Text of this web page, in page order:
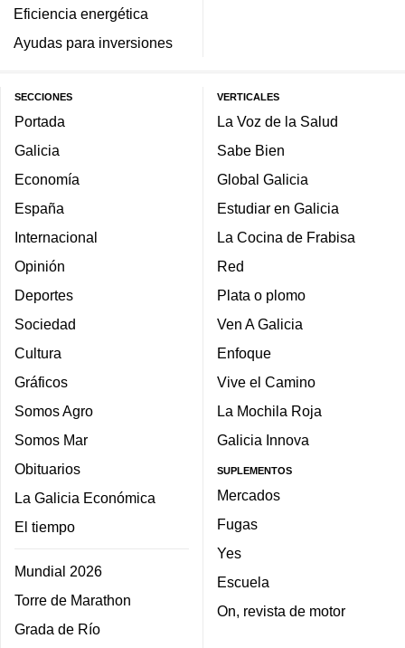
Eficiencia energética
Ayudas para inversiones
SECCIONES
Portada
Galicia
Economía
España
Internacional
Opinión
Deportes
Sociedad
Cultura
Gráficos
Somos Agro
Somos Mar
Obituarios
La Galicia Económica
El tiempo
Mundial 2026
Torre de Marathon
Grada de Río
VERTICALES
La Voz de la Salud
Sabe Bien
Global Galicia
Estudiar en Galicia
La Cocina de Frabisa
Red
Plata o plomo
Ven A Galicia
Enfoque
Vive el Camino
La Mochila Roja
Galicia Innova
SUPLEMENTOS
Mercados
Fugas
Yes
Escuela
On, revista de motor